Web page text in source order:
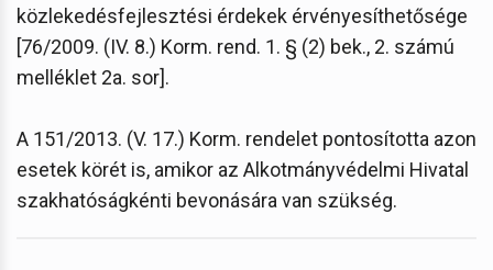
közlekedésfejlesztési érdekek érvényesíthetősége
[76/2009. (IV. 8.) Korm. rend. 1. § (2) bek., 2. számú
melléklet 2a. sor].
A 151/2013. (V. 17.) Korm. rendelet pontosította azon
esetek körét is, amikor az Alkotmányvédelmi Hivatal
szakhatóságkénti bevonására van szükség.